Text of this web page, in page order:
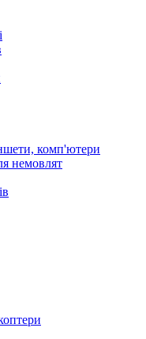
комп'ютери
немовлят